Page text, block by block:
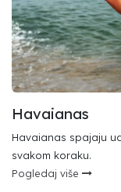
Havaianas
Havaianas spajaju
svakom koraku.
Pogledaj više